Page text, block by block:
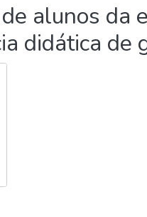
alunos da
didática de